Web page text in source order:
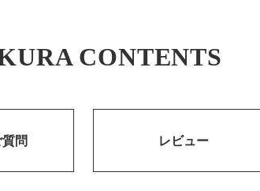
CONTENTS
問 レビュー